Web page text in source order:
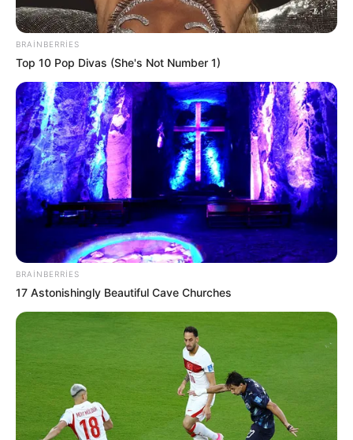
21:24 / 05 Avqust 2026 CƏMİYYƏT
Kartdan-karta köçürmə ilə bağlı limitlər
93 0 0
20:47 / 05 Avqust 2026 SİYASƏT
Təcili! İsrail hərəkətə keçdi -
BOMBALANIR
91
BRAINBERRIES
Top 10 Pop Divas (She's Not Number 1)
BRAINBERRIES
17 Astonishingly Beautiful Cave Churches